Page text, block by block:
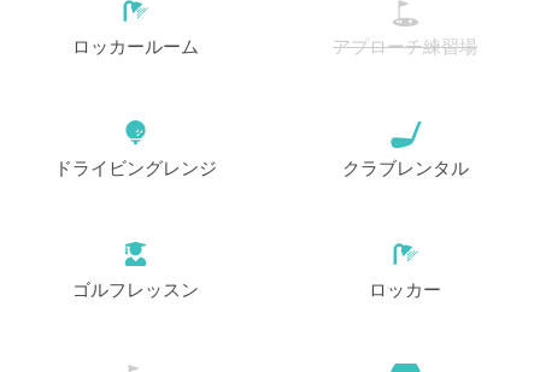
ロッカールーム アプローチ練習場
ドライビングレンジ クラブレンタル
ゴルフレッスン ロッカー